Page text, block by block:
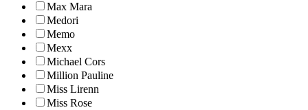
Max Mara
Medori
Memo
Mexx
Michael Cors
Million Pauline
Miss Lirenn
Miss Rose